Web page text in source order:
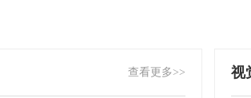
查看更多>> 视